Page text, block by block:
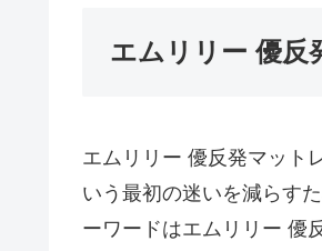
エムリリー 優反
エムリリー 優反発マット
いう最初の迷いを減らす
ーワードはエムリリー 優